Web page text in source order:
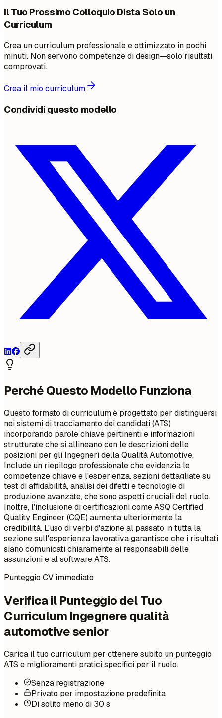
Il Tuo Prossimo Colloquio Dista Solo un
Curriculum
Crea un curriculum professionale e ottimizzato in pochi
minuti. Non servono competenze di design—solo risultati
comprovati.
Crea il mio curriculum
Condividi questo modello
Perché Questo Modello Funziona
Questo formato di curriculum è progettato per distinguersi
nei sistemi di tracciamento dei candidati (ATS)
incorporando parole chiave pertinenti e informazioni
strutturate che si allineano con le descrizioni delle
posizioni per gli Ingegneri della Qualità Automotive.
Include un riepilogo professionale che evidenzia le
competenze chiave e l'esperienza, sezioni dettagliate su
test di affidabilità, analisi dei difetti e tecnologie di
produzione avanzate, che sono aspetti cruciali del ruolo.
Inoltre, l'inclusione di certificazioni come ASQ Certified
Quality Engineer (CQE) aumenta ulteriormente la
credibilità. L'uso di verbi d'azione al passato in tutta la
sezione sull'esperienza lavorativa garantisce che i risultati
siano comunicati chiaramente ai responsabili delle
assunzioni e al software ATS.
Punteggio CV immediato
Verifica il Punteggio del Tuo
Curriculum Ingegnere qualità
automotive senior
Carica il tuo curriculum per ottenere subito un punteggio
ATS e miglioramenti pratici specifici per il ruolo.
Senza registrazione
Privato per impostazione predefinita
Di solito meno di 30 s